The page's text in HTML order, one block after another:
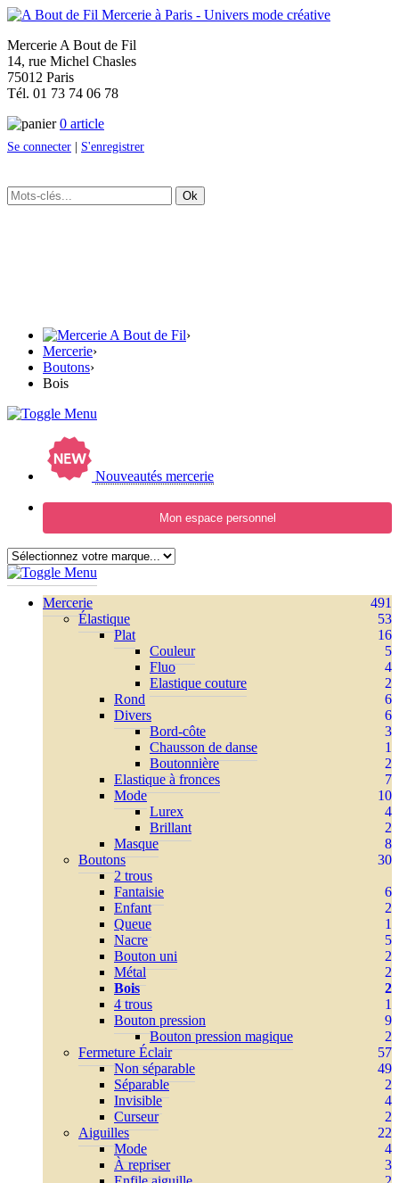
Mercerie A Bout de Fil
14, rue Michel Chasles
75012 Paris
Tél. 01 73 74 06 78
0 article
Se connecter | S'enregistrer
Ok
›
Mercerie›
Boutons›
Bois
Nouveautés mercerie
Mon espace personnel
Mercerie
491
Élastique
53
Plat
16
Couleur
5
Fluo
4
Elastique couture
2
Rond
6
Divers
6
Bord-côte
3
Chausson de danse
1
Boutonnière
2
Elastique à fronces
7
Mode
10
Lurex
4
Brillant
2
Masque
8
Boutons
30
2 trous
Fantaisie
6
Enfant
2
Queue
1
Nacre
5
Bouton uni
2
Métal
2
Bois
2
4 trous
1
Bouton pression
9
Bouton pression magique
2
Fermeture Éclair
57
Non séparable
49
Séparable
2
Invisible
4
Curseur
2
Aiguilles
22
Mode
4
À repriser
3